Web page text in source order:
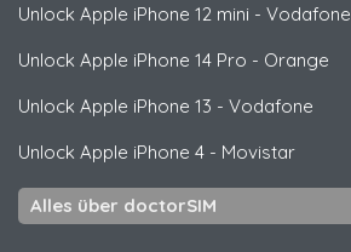
Unlock Apple iPhone 12 mini - Vodafone
Unlock Apple iPhone 14 Pro - Orange
Unlock Apple iPhone 13 - Vodafone
Unlock Apple iPhone 4 - Movistar
Alles über doctorSIM